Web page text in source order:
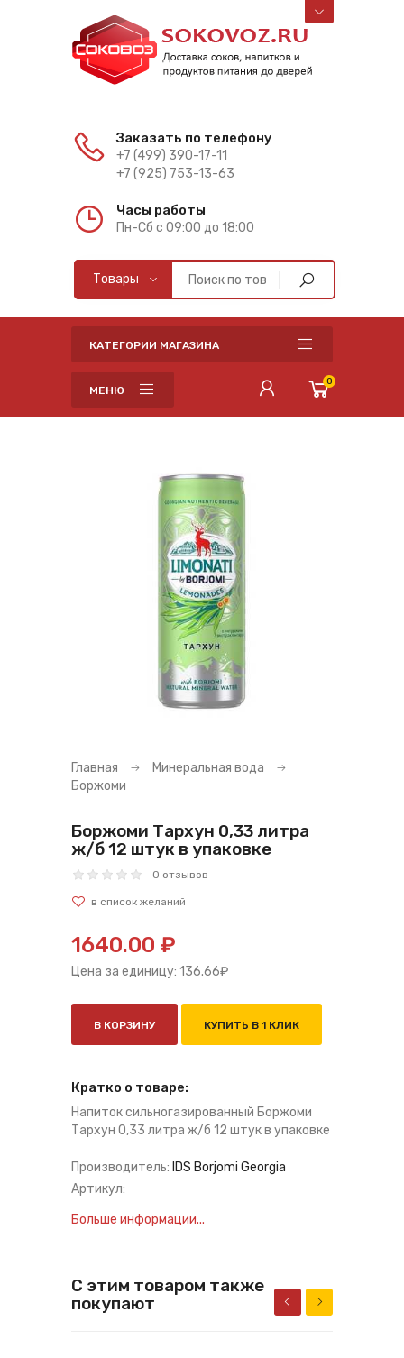
Заказать по телефону
+7 (499) 390-17-11
+7 (925) 753-13-63
Часы работы
Пн-Cб с 09:00 до 18:00
КАТЕГОРИИ МАГАЗИНА
МЕНЮ
0
Главная
Минеральная вода
Боржоми
Боржоми Тархун 0,33 литра
ж/б 12 штук в упаковке
0 отзывов
1640.00 ₽
Цена за единицу: 136.66₽
В КОРЗИНУ КУПИТЬ В 1 КЛИК
Кратко о товаре:
Напиток сильногазированный Боржоми
Тархун 0,33 литра ж/б 12 штук в упаковке
Производитель: IDS Borjomi Georgia
Артикул:
Больше информации...
С этим товаром также
покупают